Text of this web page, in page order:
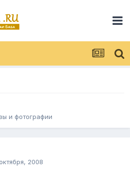
и фотографии
2008